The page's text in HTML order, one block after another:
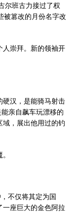
尔班古力接过了权
篡改的月份名字改
人崇拜。新的领袖开
硬汉，是能骑马射击
亲自飙车玩漂移的
，展出他用过的钓
不仅将其定为国
座巨大的金色阿拉